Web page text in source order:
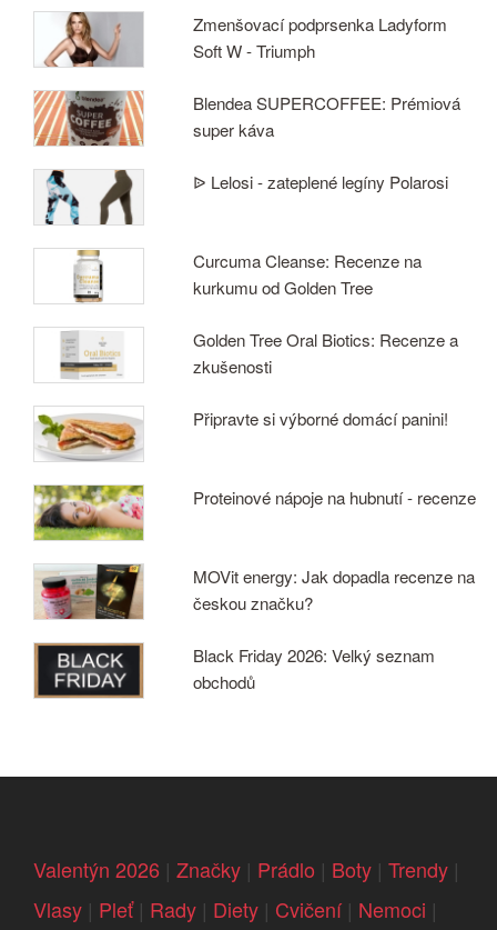
Zmenšovací podprsenka Ladyform
Soft W - Triumph
Blendea SUPERCOFFEE: Prémiová
super káva
ᐉ Lelosi - zateplené legíny Polarosi
Curcuma Cleanse: Recenze na
kurkumu od Golden Tree
Golden Tree Oral Biotics: Recenze a
zkušenosti
Připravte si výborné domácí panini!
Proteinové nápoje na hubnutí - recenze
MOVit energy: Jak dopadla recenze na
českou značku?
Black Friday 2026: Velký seznam
obchodů
Valentýn 2026 | Značky | Prádlo | Boty | Trendy |
Vlasy | Pleť| Rady | Diety | Cvičení| Nemoci |